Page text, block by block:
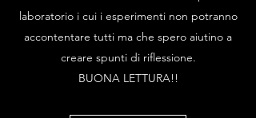
laboratorio i cui i esperimenti non potranno
accontentare tutti ma che spero aiutino a
creare spunti di riflessione.
BUONA LETTURA!!